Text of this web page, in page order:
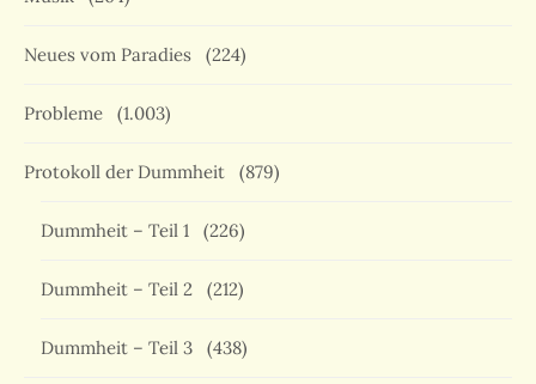
Neues vom Paradies (224)
Probleme (1.003)
Protokoll der Dummheit (879)
Dummheit – Teil 1 (226)
Dummheit – Teil 2 (212)
Dummheit – Teil 3 (438)